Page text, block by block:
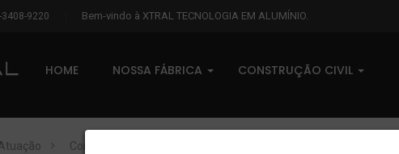
9220 Bem-vindo à XTRAL TECNOLOGIA EM ALUMÍNIO.
HOME NOSSA FÁBRICA CONSTRUÇÃO CIVIL
Construção Civil